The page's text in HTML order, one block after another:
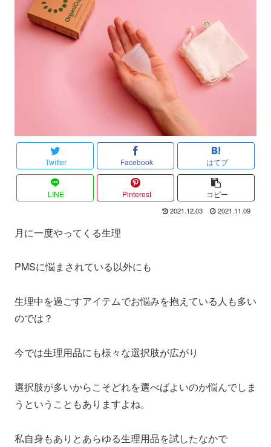
Twitter Facebook はてブ
LINE Pinterest コピー
2021.12.03 2021.11.09
月に一度やってくる生理
PMSに悩まされている以外にも
生理中を過ごすアイテムでお悩みを抱えている人も多い
のでは？
今では生理用品にも様々な選択肢が広がり
選択肢が多いからこそどれを選べばよいのか悩んでしま
うということもありますよね。
私自身もありとあらゆる生理用品を試したなかで